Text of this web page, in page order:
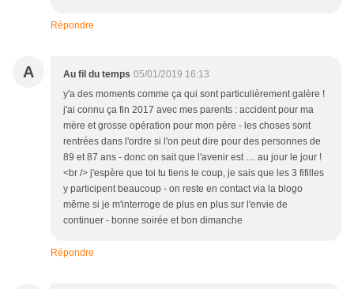
Répondre
A Au fil du temps 05/01/2019 16:13
y'a des moments comme ça qui sont particulièrement galère !
j'ai connu ça fin 2017 avec mes parents : accident pour ma
mère et grosse opération pour mon père - les choses sont
rentrées dans l'ordre si l'on peut dire pour des personnes de
89 et 87 ans - donc on sait que l'avenir est .... au jour le jour !
<br /> j'espère que toi tu tiens le coup, je sais que les 3 fifilles
y participent beaucoup - on reste en contact via la blogo
même si je m'interroge de plus en plus sur l'envie de
continuer - bonne soirée et bon dimanche
Répondre